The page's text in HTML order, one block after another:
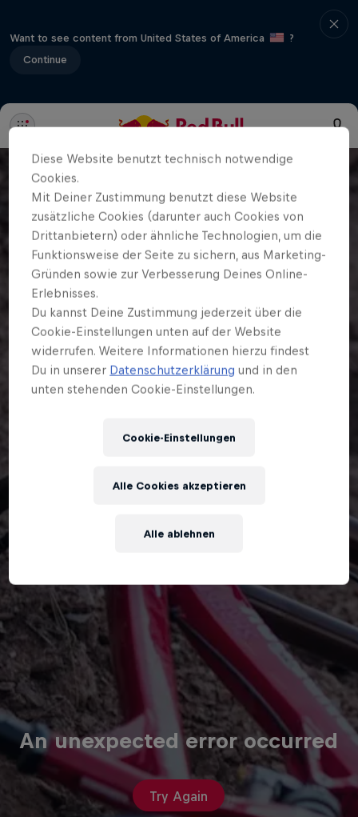
Want to see content from United States of America
?
Continue
An unexpected error occurred
Try Again
Diese Website benutzt technisch notwendige
Cookies.
Mit Deiner Zustimmung benutzt diese Website
zusätzliche Cookies (darunter auch Cookies von
Drittanbietern) oder ähnliche Technologien, um die
Funktionsweise der Seite zu sichern, aus Marketing-
Gründen sowie zur Verbesserung Deines Online-
Erlebnisses.
Du kannst Deine Zustimmung jederzeit über die
Cookie-Einstellungen unten auf der Website
widerrufen. Weitere Informationen hierzu findest
Du in unserer Datenschutzerklärung und in den
unten stehenden Cookie-Einstellungen.
Cookie-Einstellungen
Alle ablehnen
Alle Cookies akzeptieren